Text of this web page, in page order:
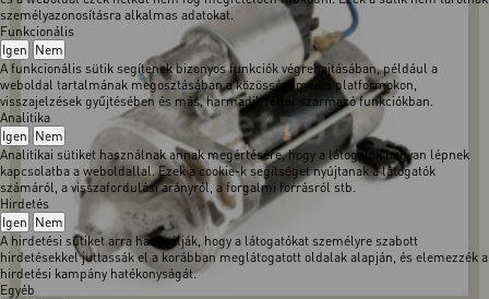
személyazonosításra alkalmas adatokat.
Funkcionális
Igen Nem
A funkcionális sütik segítenek bizonyos funkciók végrehajtásában, például a
weboldal tartalmának megosztásában a közösségi média platformokon,
visszajelzések gyűjtésében és más, harmadik féltől származó funkciókban.
Analitika
Igen Nem
Analitikai sütiket használnak annak megértésére, hogy a látogatók hogyan lépnek
kapcsolatba a weboldallal. Ezek a cookie-k segítséget nyújtanak a látogatók
számáról, a visszafordulási arányról, a forgalmi forrásról stb.
Hirdetés
Igen Nem
A hirdetési sütiket arra használják, hogy a látogatókat személyre szabott
hirdetésekkel juttassák el a korábban meglátogatott oldalak alapján, és elemezzék a
hirdetési kampány hatékonyságát.
Egyéb